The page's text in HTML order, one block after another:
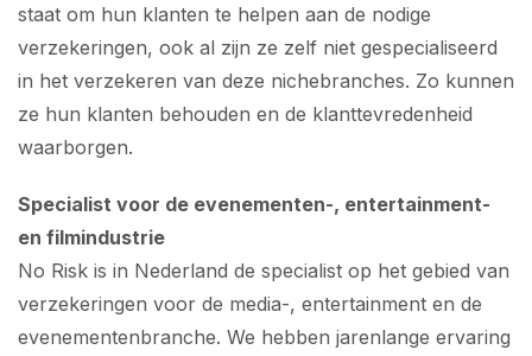
staat om hun klanten te helpen aan de nodige
verzekeringen, ook al zijn ze zelf niet gespecialiseerd
in het verzekeren van deze nichebranches. Zo kunnen
ze hun klanten behouden en de klanttevredenheid
waarborgen.
Specialist voor de evenementen-, entertainment-
en filmindustrie
No Risk is in Nederland de specialist op het gebied van
verzekeringen voor de media-, entertainment en de
evenementenbranche. We hebben jarenlange ervaring